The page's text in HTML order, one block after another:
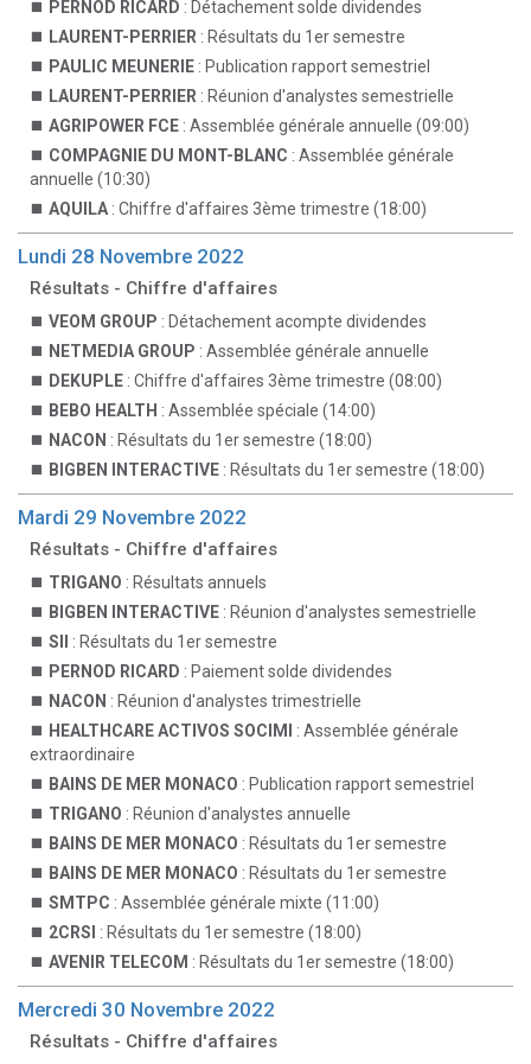
PERNOD RICARD : Détachement solde dividendes
LAURENT-PERRIER : Résultats du 1er semestre
PAULIC MEUNERIE : Publication rapport semestriel
LAURENT-PERRIER : Réunion d'analystes semestrielle
AGRIPOWER FCE : Assemblée générale annuelle (09:00)
COMPAGNIE DU MONT-BLANC : Assemblée générale
annuelle (10:30)
AQUILA : Chiffre d'affaires 3ème trimestre (18:00)
Lundi 28 Novembre 2022
Résultats - Chiffre d'affaires
VEOM GROUP : Détachement acompte dividendes
NETMEDIA GROUP : Assemblée générale annuelle
DEKUPLE : Chiffre d'affaires 3ème trimestre (08:00)
BEBO HEALTH : Assemblée spéciale (14:00)
NACON : Résultats du 1er semestre (18:00)
BIGBEN INTERACTIVE : Résultats du 1er semestre (18:00)
Mardi 29 Novembre 2022
Résultats - Chiffre d'affaires
TRIGANO : Résultats annuels
BIGBEN INTERACTIVE : Réunion d'analystes semestrielle
SII
: Résultats du 1er semestre
PERNOD RICARD : Paiement solde dividendes
NACON : Réunion d'analystes trimestrielle
HEALTHCARE ACTIVOS SOCIMI
: Assemblée générale
extraordinaire
BAINS DE MER MONACO : Publication rapport semestriel
TRIGANO : Réunion d'analystes annuelle
BAINS DE MER MONACO : Résultats du 1er semestre
BAINS DE MER MONACO : Résultats du 1er semestre
SMTPC : Assemblée générale mixte (11:00)
2CRSI : Résultats du 1er semestre (18:00)
AVENIR TELECOM : Résultats du 1er semestre (18:00)
Mercredi 30 Novembre 2022
Résultats - Chiffre d'affaires